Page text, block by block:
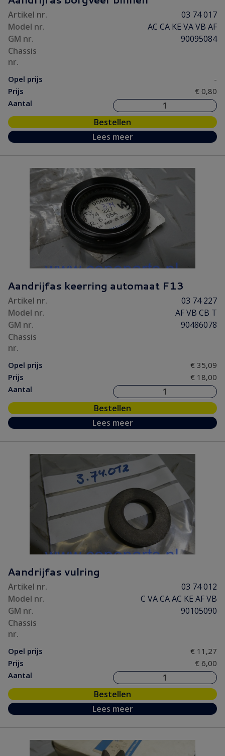
Versnelling/ Aandrijving
Remmen/ Wielen
Ruiten/ Rubbers
Artikel nr.
03 74 017
Model nr.
AC CA KE VA VB AF
GM nr.
90095084
Chassis
nr.
Opel prijs
-
Prijs
€ 0,80
Aantal
Bestellen
Lees meer
Aandrijfas keerring automaat F13
Artikel nr.
03 74 227
Model nr.
AF VB CB T
GM nr.
90486078
Chassis
nr.
Opel prijs
€ 35,09
Prijs
€ 18,00
Aantal
Bestellen
Lees meer
Aandrijfas vulring
Artikel nr.
03 74 012
Model nr.
C VA CA AC KE AF VB
GM nr.
90105090
Chassis
nr.
Opel prijs
€ 11,27
Prijs
€ 6,00
Aantal
Bestellen
Lees meer